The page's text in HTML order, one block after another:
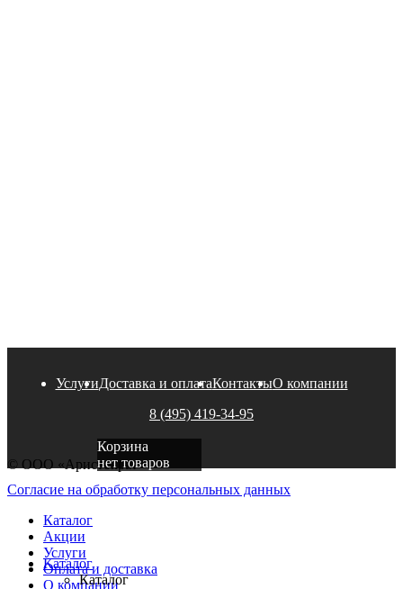
УслугиДоставка и оплатаКонтактыО компании
8 (495) 419-34-95
Корзина
нет товаров
© ООО «Аристократ»
Согласие на обработку персональных данных
Каталог
Акции
Услуги
Оплата и доставка
О компании
Каталог
Каталог